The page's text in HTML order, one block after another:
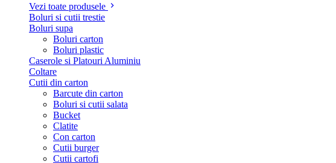
Vezi toate produsele
Boluri si cutii trestie
Boluri supa
Boluri carton
Boluri plastic
Caserole si Platouri Aluminiu
Coltare
Cutii din carton
Barcute din carton
Boluri si cutii salata
Bucket
Clatite
Con carton
Cutii burger
Cutii cartofi